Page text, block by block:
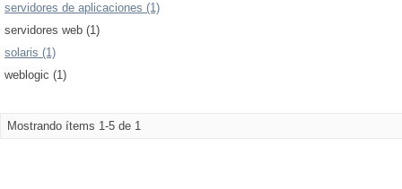
servidores de aplicaciones (1)
servidores web (1)
solaris (1)
weblogic (1)
Mostrando ítems 1-5 de 1